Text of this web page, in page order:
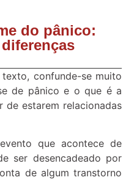
do pânico:
confunde-se muito
de pânico e o que é a
de estarem relacionadas
que acontece de
ser desencadeado por
de algum transtorno